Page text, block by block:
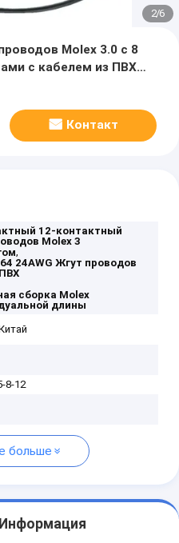
2/6
Molex 3.0 с 8
с кабелем из ПВХ
длиной
Контакт
12-контактный
Molex 3
,
24AWG Жгут проводов
сборка Molex
длины
8-12
больше